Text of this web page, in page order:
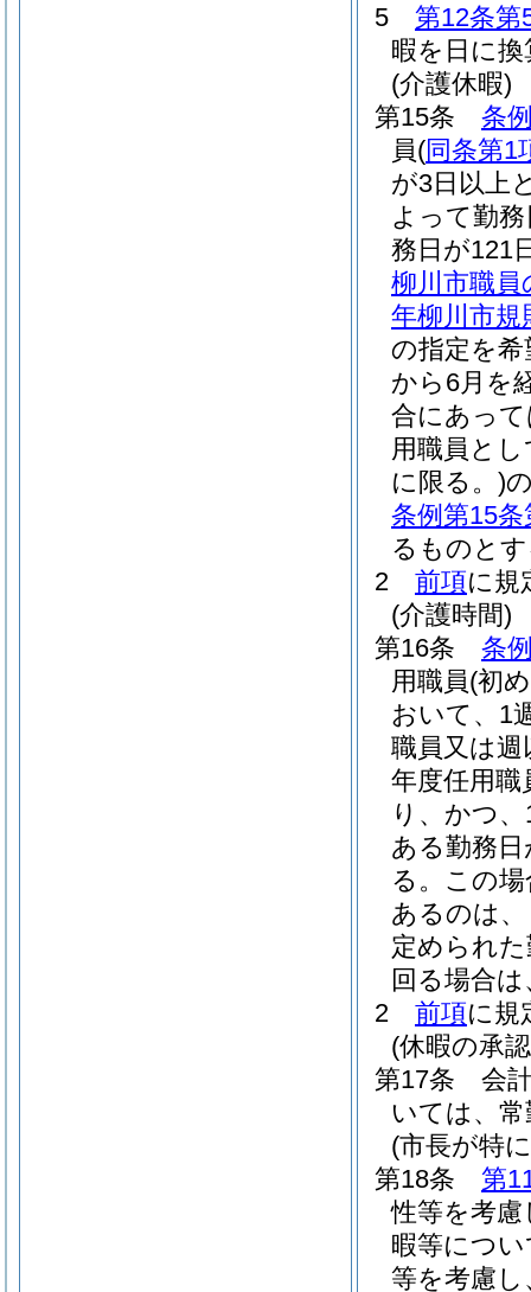
5
第12条第
暇を日に
(介護休暇)
第15条
条
員(同条第1
が3日以上
よって勤
務日が121
柳川市職員
年柳川市規
の指定を
から6月を
合にあっ
用職員と
に限る。)
条例第15条
るものと
2
前項に規
(介護時間)
第16条
条
用職員(初
おいて、1
職員又は
年度任用
り、かつ
ある勤務
る。 この
あるのは
定められ
回る場合
2
前項に規
(休暇の承
第17条
会
いては、
(市長が特
第18条
第
性等を考
暇等につ
等を考慮